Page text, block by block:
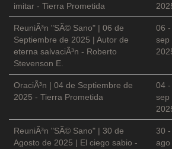
imitar - Tierra Prometida
ReuniÃ³n "SÃ© Sano" | 06 de
Septiembre de 2025 | Autor de
eterna salvaciÃ³n - Roberto
Stevenson E.
06 -
sep
OraciÃ³n | 04 de Septiembre de
2025 - Tierra Prometida
04 -
sep
ReuniÃ³n "SÃ© Sano" | 30 de
Agosto de 2025 | El ciego sabio -
30 -
ago